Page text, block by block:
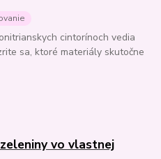
cintorínoch vedia
sa, ktoré materiály skutočne
vo vlastnej